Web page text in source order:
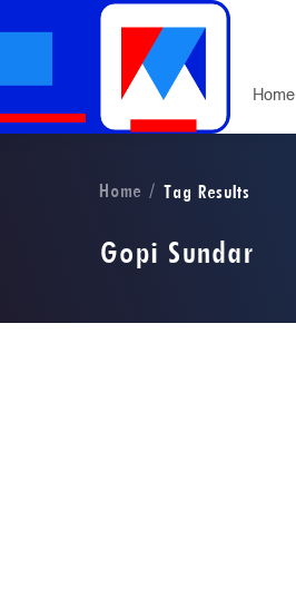
Home
Home Tag Results
Gopi Sundar